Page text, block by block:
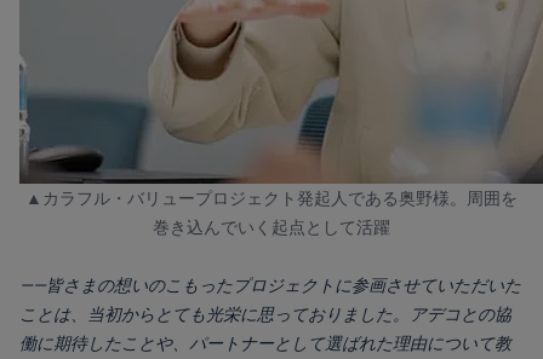
▲カラフル・バリュープロジェクト発起人である奥野様。周囲を
巻き込んでいく起点として活躍
――皆さまの想いのこもったプロジェクトに参画させていただいた
ことは、当初からとても光栄に思っておりました。アデコとの協
働に期待したことや、パートナーとして選ばれた理由について教